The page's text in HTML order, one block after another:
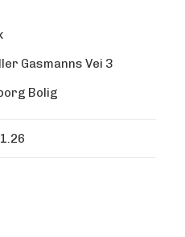
Gasmanns Vei 3
Bolig